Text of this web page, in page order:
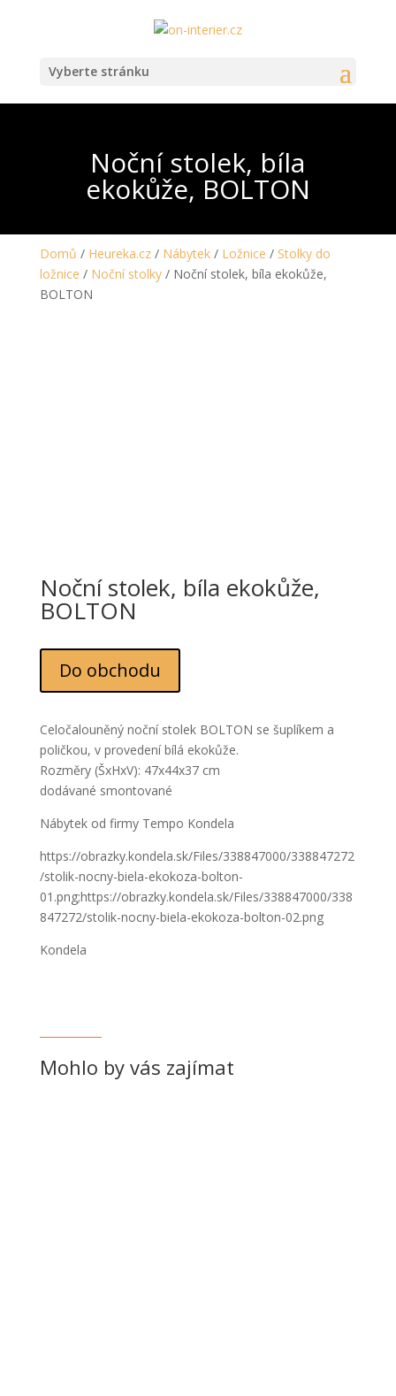
Vyberte stránku
Noční stolek, bíla
ekokůže, BOLTON
Domů / Heureka.cz/ Nábytek/ Ložnice / Stolky do
ložnice / Noční stolky/ Noční stolek, bíla ekokůže,
BOLTON
Noční stolek, bíla ekokůže,
BOLTON
Do obchodu
Celočalouněný noční stolek BOLTON se šuplíkem a
poličkou, v provedení bílá ekokůže.
Rozměry (ŠxHxV): 47x44x37 cm
dodávané smontované
Nábytek od firmy Tempo Kondela
https://obrazky.kondela.sk/Files/338847000/338847272
/stolik-nocny-biela-ekokoza-bolton-
01.png;https://obrazky.kondela.sk/Files/338847000/338
847272/stolik-nocny-biela-ekokoza-bolton-02.png
Kondela
Mohlo by vás zajímat